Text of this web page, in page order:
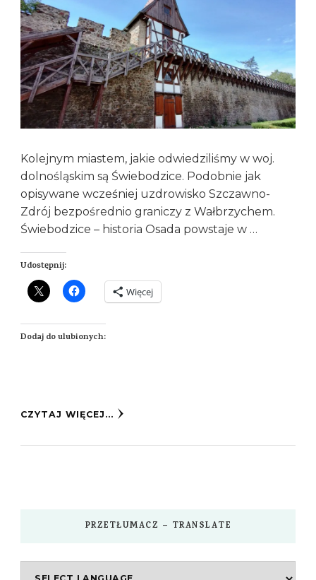
Kolejnym miastem, jakie odwiedziliśmy w woj.
dolnośląskim są Świebodzice. Podobnie jak
opisywane wcześniej uzdrowisko Szczawno-
Zdrój bezpośrednio graniczy z Wałbrzychem.
Świebodzice – historia Osada powstaje w …
Udostępnij:
Więcej
Dodaj do ulubionych:
CZYTAJ WIĘCEJ...
PRZETŁUMACZ – TRANSLATE